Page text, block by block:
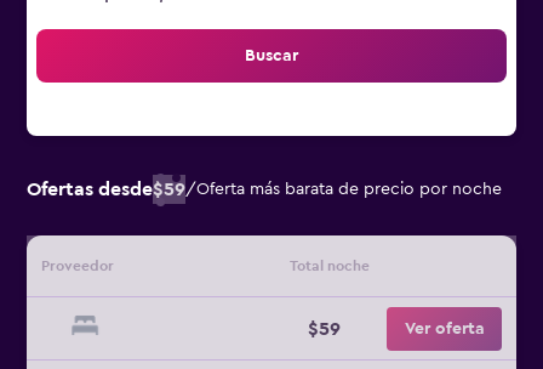
Buscar
Ofertas desde$59/Oferta más barata de precio por noche
Proveedor Total noche
$59 Ver oferta